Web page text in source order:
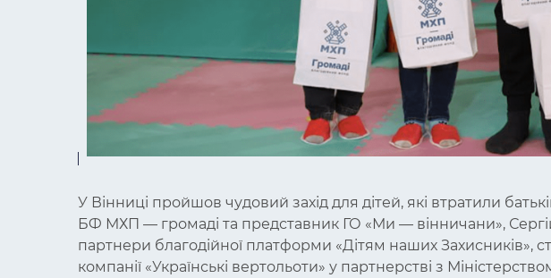
У Вінниці пройшов чудовий захід для дітей, які втратили
БФ МХП — громаді та представник ГО «Ми — вінничани»,
партнери благодійної платформи «Дітям наших Захисників»,
компанії «Українські вертольоти» у партнерстві з